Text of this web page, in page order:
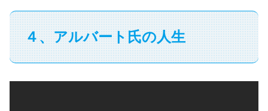
４、アルバート氏の人生